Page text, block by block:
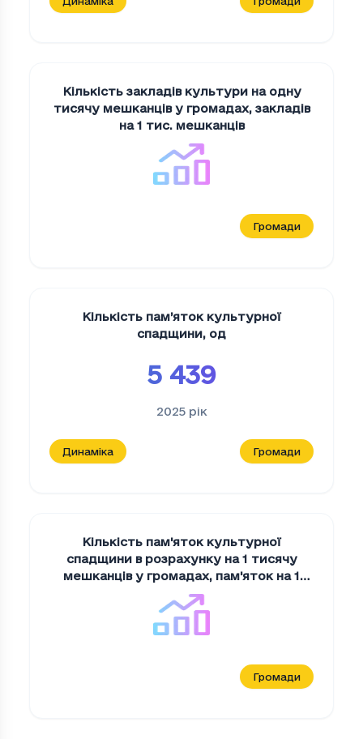
Кількість закладів культури на одну
тисячу мешканців у громадах, закладів
на 1 тис. мешканців
Громади
Кількість пам’яток культурної
спадщини, од
5 439
2025 рік
Динаміка Громади
Кількість пам'яток культурної
спадщини в розрахунку на 1 тисячу
мешканців у громадах, пам'яток на 1
тис. мешканців
Громади